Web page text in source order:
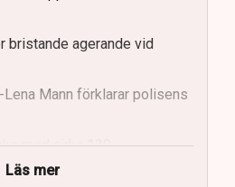
bristande agerande vid
Mann förklarar polisens
med cirka 120
Läs mer